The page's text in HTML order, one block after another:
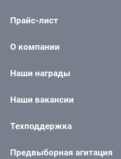
Прайс-лист
О компании
Наши награды
Наши вакансии
Техподдержка
Предвыборная агитация